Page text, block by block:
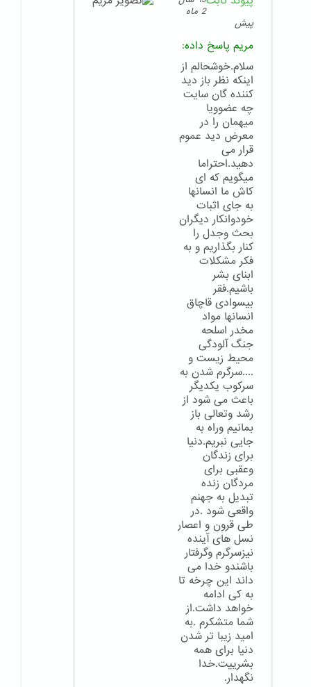
2 ماه
پیش
مریم پاسخ داده:
سلام.خوشحالم از
اینکه نظر باز دید
کننده گان سایت
چه عضوویا
میهمان را در
معرض دید عموم
قرار می
دهید.احتراما
میگویم که ای
کاش ما انسانها
به جای اثبات
خودوانکار دیگران
بحث وجدل را
کنار بگذاریم و به
فکر مشکلات
ابنای بشر
باشیم.فقر
بیسوادی قاچاق
انسانها مواد
مخدر اسلحه
جنگ آلودگی
محیط زیست و
....سرگرم شدن به
سرکوب یکدیگر
باعث می شود از
رشد وتعالی باز
بمانیم وراه به
جایی نبریم.دنیا
برای زندگان
وعقبی برای
مردگان زنده
تبدیل به جهنم
واقعی شود .در
طی قرون و اعصار
نسل های آینده
نیزسرگرم وگرفتار
باشندو خدا می
داند این چرخه تا
به کی ادامه
خواهد داشت.از
شما متشکرم .به
امید زیبا تر شدن
دنیا برای همه
بشرییت.خدا
نگهدار.